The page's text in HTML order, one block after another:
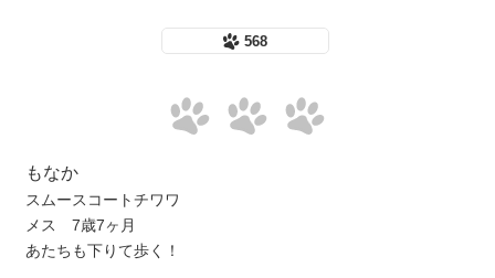
568
もなか
スムースコートチワワ
メス 7歳7ヶ月
あたちも下りて歩く！